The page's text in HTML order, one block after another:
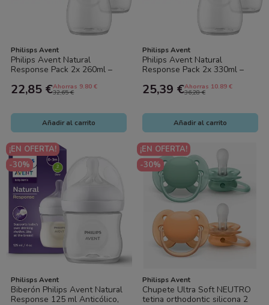
Philisps Avent
Philips Avent Natural
Response Pack 2x 260ml –
Natural...
22,85 €Ahorras 9.80 €
32,65 €
Añadir al carrito
Philisps Avent
Philips Avent Natural
Response Pack 2x 330ml –
Natural...
25,39 €Ahorras 10.89 €
36,28 €
Añadir al carrito
¡EN OFERTA!
-30%
Philisps Avent
Biberón Philips Avent Natural
Response 125 ml Anticólico,
¡EN OFERTA!
-30%
Philisps Avent
Chupete Ultra Soft NEUTRO
tetina orthodontic silicona 2